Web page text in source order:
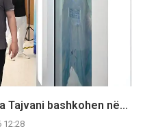
Tajvani bashkohen në...
12:28